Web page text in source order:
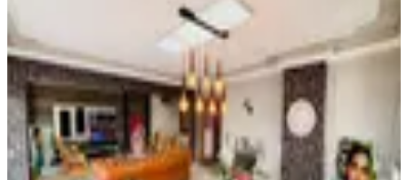
Merkezefendi, Sırakapılar Mahallesi
·251 m²·07.07.2026
920.000 ₺975.000 ₺
YATIRIMLÜXSedat Yüreci